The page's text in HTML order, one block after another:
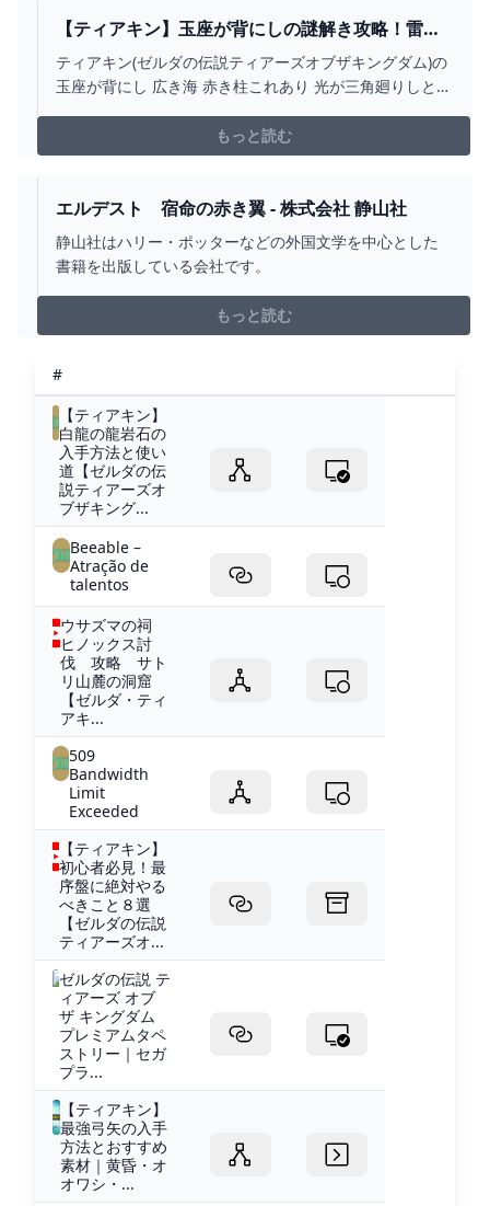
【ティアキン】玉座が背にしの謎解き攻略！雷の
神殿の場所【ゼルダの伝説ティアーズオブザキン
グダム】 - アルテマ
ティアキン(ゼルダの伝説ティアーズオブザキングダム)の
玉座が背にし 広き海 赤き柱これあり 光が三角廻りしとき
ている謎解き内容を解説するので、雷の神殿を解放する
参考にしてください。
もっと読む
エルデスト 宿命の赤き翼 - 株式会社 静山社
静山社はハリー・ポッターなどの外国文学を中心とした
書籍を出版している会社です。
もっと読む
#
【ティアキン】
白龍の龍岩石の
入手方法と使い
道【ゼルダの伝
説ティアーズオ
ブザキング...
Beeable –
Atração de
talentos
ウサズマの祠
ヒノックス討
伐 攻略 サト
リ山麓の洞窟
【ゼルダ・ティ
アキ...
509
Bandwidth
Limit
Exceeded
【ティアキン】
初心者必見！最
序盤に絶対やる
べきこと８選
【ゼルダの伝説
ティアーズオ...
ゼルダの伝説 テ
ィアーズ オブ
ザ キングダム
プレミアムタペ
ストリー｜セガ
プラ...
【ティアキン】
最強弓矢の入手
方法とおすすめ
素材｜黄昏・オ
オワシ・...